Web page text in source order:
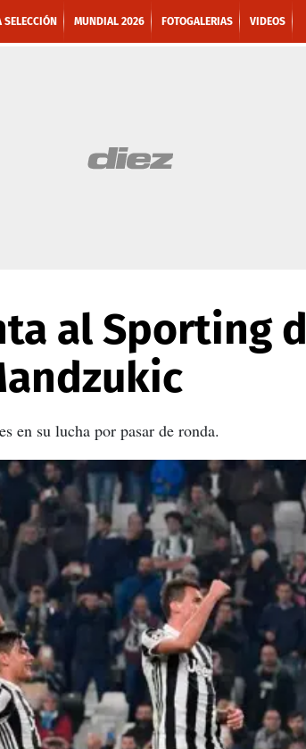
SELECCIÓN MUNDIAL 2026 FOTOGALERIAS VIDEOS
al Sporting
en su lucha por pasar de ronda.